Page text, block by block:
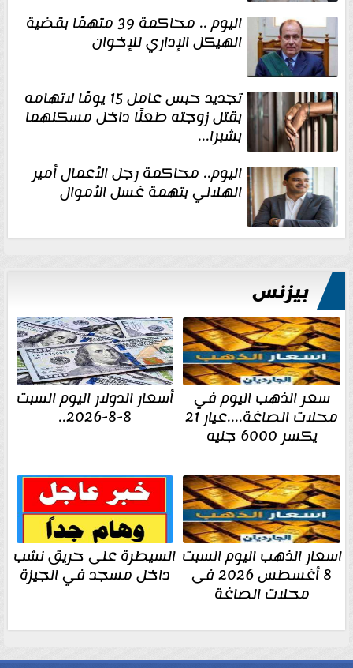
اليوم .. محاكمة 39 متهمًا بقضية
الهيكل الإداري للإخوان
تجديد حبس عامل 15 يومًا لاتهامه
بقتل زوجته طعنًا داخل مسكنهما
بشبرا...
اليوم.. محاكمة رجل الأعمال أمير
الهلالي بتهمة غسل الأموال
بيزنس
سعر الذهب اليوم في
محلات الصاغة....عيار 21
يكسر 6000 جنيه
أسعار الدولار اليوم السبت
8-8-2026..
اسعار الذهب اليوم السبت
8 أغسطس 2026 فى
محلات الصاغة
السيطرة على حريق نشب
داخل مسجد في الجيزة